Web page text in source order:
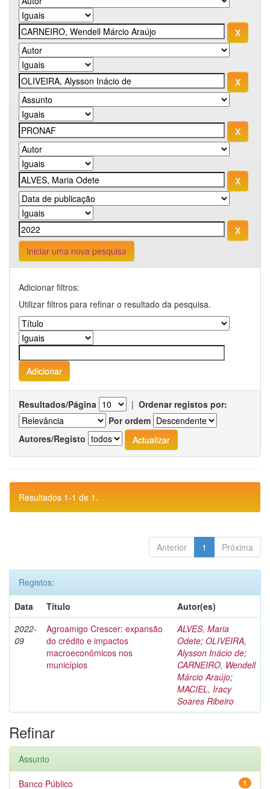
Iniciar uma nova pesquisa
Adicionar filtros:
Utilizar filtros para refinar o resultado da pesquisa.
Resultados/Página | Ordenar registos por:
Por ordem
Autores/Registo
Resultados 1-1 de 1.
Anterior 1 Próxima
Registos:
Data
Título
Autor(es)
2022-
09
Agroamigo Crescer: expansão
do crédito e impactos
macroeconômicos nos
municípios
ALVES, Maria
Odete; OLIVEIRA,
Alysson Inácio de;
CARNEIRO, Wendell
Márcio Araújo;
MACIEL, Iracy
Soares Ribeiro
Refinar
Assunto
1
Banco Público